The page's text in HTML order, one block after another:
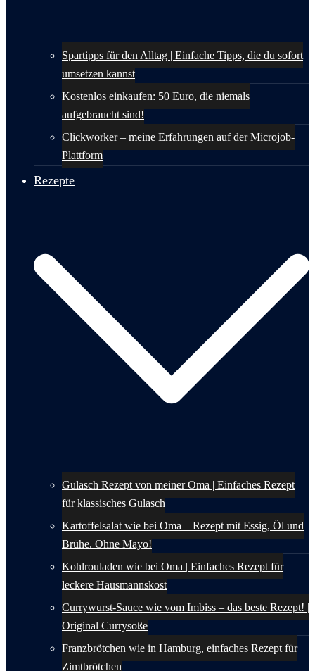
Spartipps für den Alltag | Einfache Tipps, die du sofort
umsetzen kannst
Kostenlos einkaufen: 50 Euro, die niemals
aufgebraucht sind!
Clickworker – meine Erfahrungen auf der Microjob-
Plattform
Rezepte
Gulasch Rezept von meiner Oma | Einfaches Rezept
für klassisches Gulasch
Kartoffelsalat wie bei Oma – Rezept mit Essig, Öl und
Brühe. Ohne Mayo!
Kohlrouladen wie bei Oma | Einfaches Rezept für
leckere Hausmannskost
Currywurst-Sauce wie vom Imbiss – das beste Rezept! |
Original Currysoße
Franzbrötchen wie in Hamburg, einfaches Rezept für
Zimtbrötchen